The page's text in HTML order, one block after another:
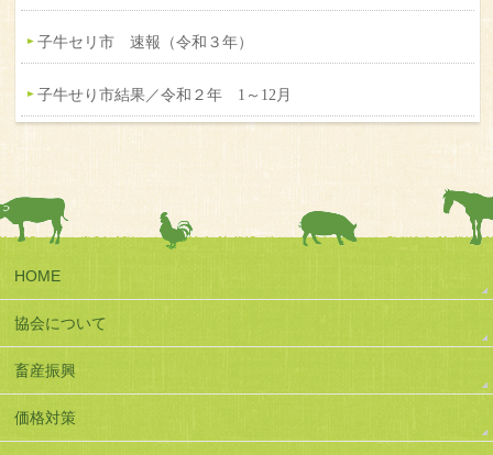
子牛セリ市 速報（令和３年）
子牛せり市結果／令和２年 1～12月
HOME
協会について
畜産振興
価格対策